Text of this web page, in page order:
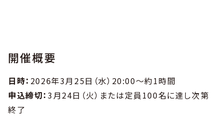
開催概要
日時： 2026年3月25日（水）20:00～約1時間
申込締切： 3月24日（火）または定員100名に達し次第
終了